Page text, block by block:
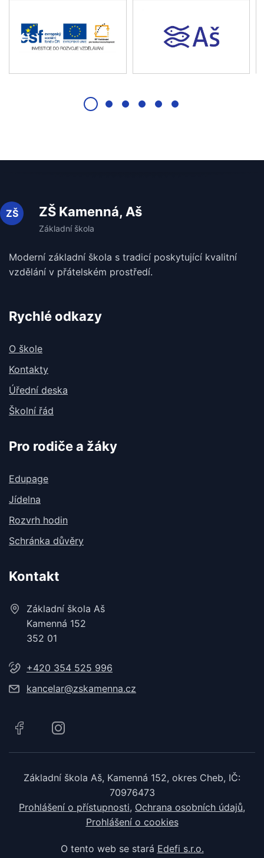
ZŠ Kamenná, Aš
Moderní základní škola s tradicí poskytující kvalitní
vzdělání v přátelském prostředí.
Rychlé odkazy
O škole
Kontakty
Úřední deska
Školní řád
Pro rodiče a žáky
Edupage
Jídelna
Rozvrh hodin
Schránka důvěry
Kontakt
Základní škola Aš
Kamenná 152
352 01
+420 354 525 996
kancelar@zskamenna.cz
Základní škola Aš, Kamenná 152, okres Cheb, IČ:
70976473
Prohlášení o přístupnosti Ochrana osobních údajů
Prohlášení o cookies
O tento web se stará Edefi s.r.o.